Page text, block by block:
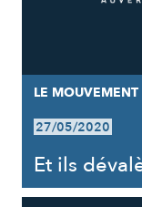
LE MOUVEMENT
27/05/2020
Et ils